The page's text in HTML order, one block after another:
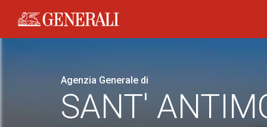
Generali logo
Agenzia Generale di
SANT'